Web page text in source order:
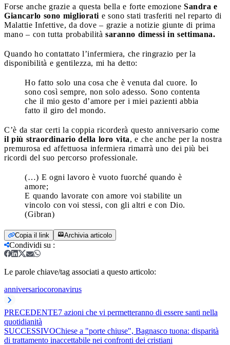
Forse anche grazie a questa bella e forte emozione Sandra e
Giancarlo sono migliorati e sono stati trasferiti nel reparto di
Malattie Infettive, da dove – grazie a notizie giunte di prima
mano – con tutta probabilità saranno dimessi in settimana.
Quando ho contattato l’infermiera, che ringrazio per la
disponibilità e gentilezza, mi ha detto:
Ho fatto solo una cosa che è venuta dal cuore. Io
sono così sempre, non solo adesso. Sono contenta
che il mio gesto d’amore per i miei pazienti abbia
fatto il giro del mondo.
C’è da star certi la coppia ricorderà questo anniversario come
il più straordinario della loro vita, e che anche per la nostra
premurosa ed affettuosa infermiera rimarrà uno dei più bei
ricordi del suo percorso professionale.
(…) E ogni lavoro è vuoto fuorché quando è
amore;
E quando lavorate con amore voi stabilite un
vincolo con voi stessi, con gli altri e con Dio.
(Gibran)
Copia il link Archivia articolo
Condividi su :
Le parole chiave/tag associati a questo articolo:
anniversariocoronavirus
PRECEDENTE7 azioni che vi permetteranno di essere santi nella
quotidianità
SUCCESSIVOChiese a "porte chiuse", Bagnasco tuona: disparità
di trattamento inaccettabile nei confronti dei cristiani